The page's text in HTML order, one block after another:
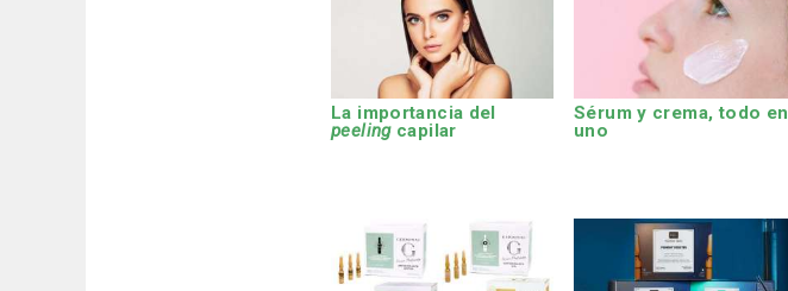
La importancia del
peelingcapilar
Sérum y crema, todo en
uno